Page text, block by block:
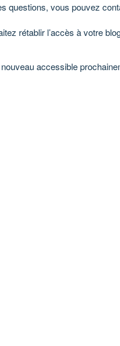
questions, vous pouvez
rétablir l’accès à votre
accessible